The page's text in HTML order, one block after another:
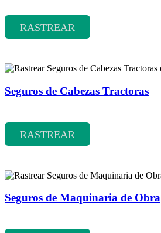
RASTREAR
Seguros de Cabezas Tractoras
RASTREAR
Seguros de Maquinaria de Obra